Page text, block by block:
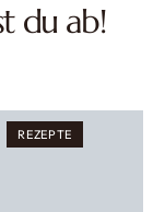
du ab!
REZEPTE